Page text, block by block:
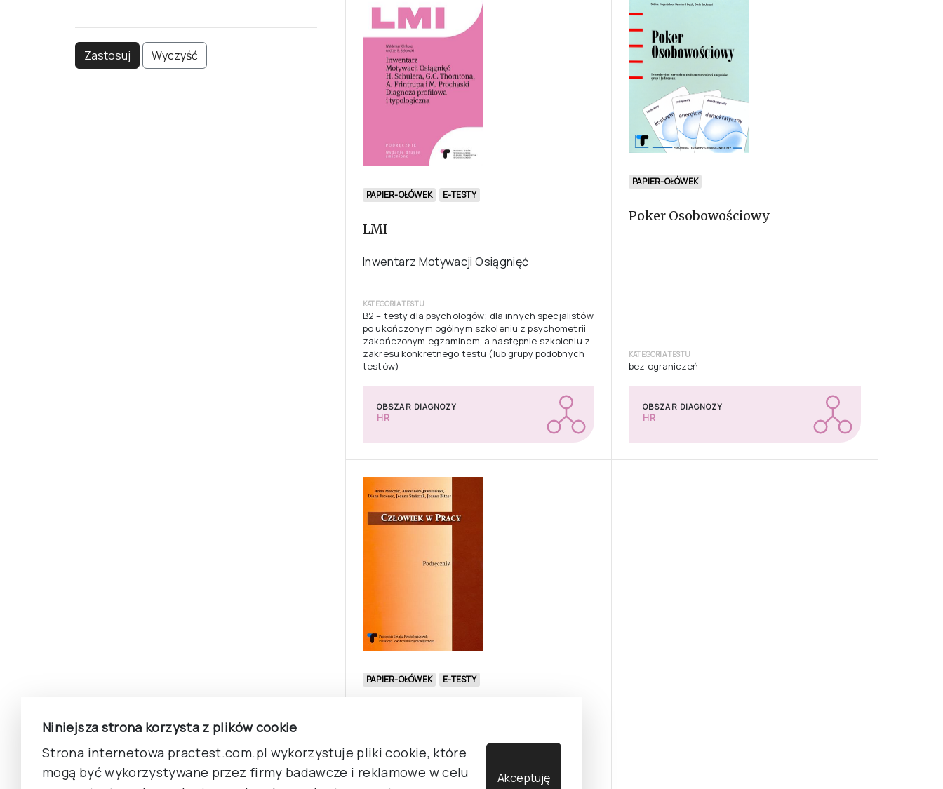
Niniejsza strona korzysta z plików cookie
Strona internetowa practest.com.pl wykorzystuje pliki cookie, które
mogą być wykorzystywane przez firmy badawcze i reklamowe w celu
Akceptuję
Zastosuj Wyczyść
PAPIER-OŁÓWEK E-TESTY
LMI
Inwentarz Motywacji Osiągnięć
KATEGORIA TESTU
B2 – testy dla psychologów; dla innych specjalistów
po ukończonym ogólnym szkoleniu z psychometrii
zakończonym egzaminem, a następnie szkoleniu z
zakresu konkretnego testu (lub grupy podobnych
testów)
OBSZAR DIAGNOZY
HR
PAPIER-OŁÓWEK
Poker Osobowościowy
KATEGORIA TESTU
bez ograniczeń
OBSZAR DIAGNOZY
HR
PAPIER-OŁÓWEK E-TESTY
Skala Człowiek w Pracy